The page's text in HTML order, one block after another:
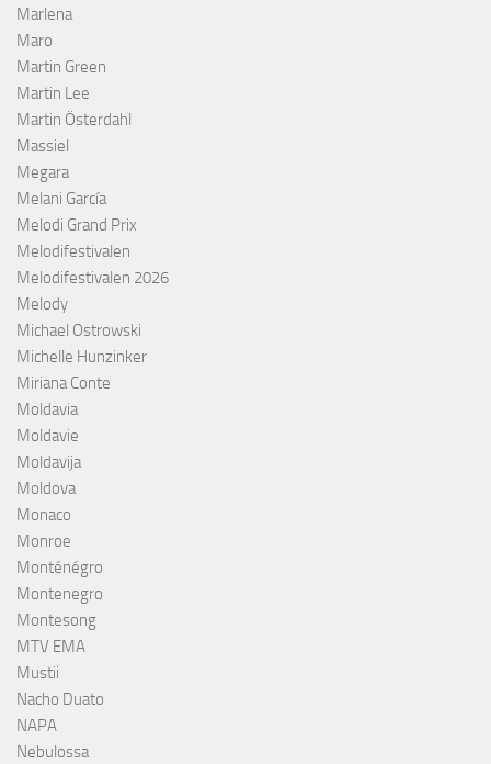
Marlena
Maro
Martin Green
Martin Lee
Martin Österdahl
Massiel
Megara
Melani García
Melodi Grand Prix
Melodifestivalen
Melodifestivalen 2026
Melody
Michael Ostrowski
Michelle Hunzinker
Miriana Conte
Moldavia
Moldavie
Moldavija
Moldova
Monaco
Monroe
Monténégro
Montenegro
Montesong
MTV EMA
Mustii
Nacho Duato
NAPA
Nebulossa